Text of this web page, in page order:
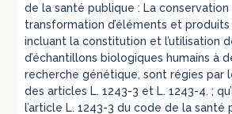
de la santé publique : La
transformation d’éléments et produits
incluant la constitution et l’utilisation
d’échantillons biologiques humains à
recherche génétique, sont régies par
des articles L. 1243-3 et L. 1243-4. ;
l’article L. 1243-3 du code de la santé